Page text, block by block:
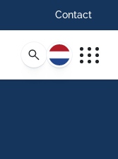
Contact
Nederlands